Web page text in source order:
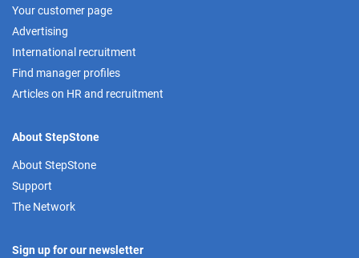
Your customer page
Advertising
International recruitment
Find manager profiles
Articles on HR and recruitment
About StepStone
About StepStone
Support
The Network
Sign up for our newsletter